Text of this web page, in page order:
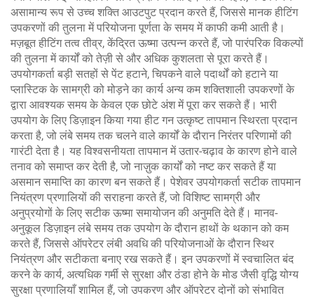
असामान्य रूप से उच्च शक्ति आउटपुट प्रदान करते हैं, जिससे मानक हीटिंग
उपकरणों की तुलना में परियोजना पूर्णता के समय में काफी कमी आती है।
मज़बूत हीटिंग तत्व तीव्र, केंद्रित ऊष्मा उत्पन्न करते हैं, जो पारंपरिक विकल्पों
की तुलना में कार्यों को तेज़ी से और अधिक कुशलता से पूरा करते हैं।
उपयोगकर्ता बड़ी सतहों से पेंट हटाने, चिपकने वाले पदार्थों को हटाने या
प्लास्टिक के सामग्री को मोड़ने का कार्य अन्य कम शक्तिशाली उपकरणों के
द्वारा आवश्यक समय के केवल एक छोटे अंश में पूरा कर सकते हैं। भारी
उपयोग के लिए डिज़ाइन किया गया हीट गन उत्कृष्ट तापमान स्थिरता प्रदान
करता है, जो लंबे समय तक चलने वाले कार्यों के दौरान निरंतर परिणामों की
गारंटी देता है। यह विश्वसनीयता तापमान में उतार-चढ़ाव के कारण होने वाले
तनाव को समाप्त कर देती है, जो नाज़ुक कार्यों को नष्ट कर सकते हैं या
असमान समाप्ति का कारण बन सकते हैं। पेशेवर उपयोगकर्ता सटीक तापमान
नियंत्रण प्रणालियों की सराहना करते हैं, जो विशिष्ट सामग्री और
अनुप्रयोगों के लिए सटीक ऊष्मा समायोजन की अनुमति देते हैं। मानव-
अनुकूल डिज़ाइन लंबे समय तक उपयोग के दौरान हाथों के थकान को कम
करते हैं, जिससे ऑपरेटर लंबी अवधि की परियोजनाओं के दौरान स्थिर
नियंत्रण और सटीकता बनाए रख सकते हैं। इन उपकरणों में स्वचालित बंद
करने के कार्य, अत्यधिक गर्मी से सुरक्षा और ठंडा होने के मोड जैसी वृद्धि योग्य
सुरक्षा प्रणालियाँ शामिल हैं, जो उपकरण और ऑपरेटर दोनों को संभावित